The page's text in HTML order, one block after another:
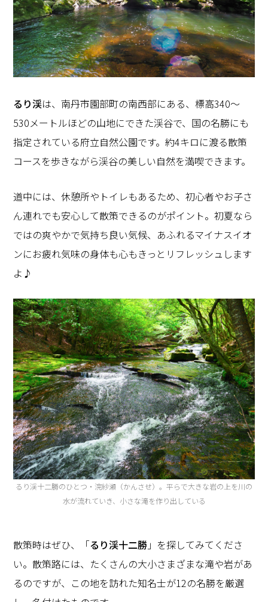
るり渓は、南丹市園部町の南西部にある、標高340〜
530メートルほどの山地にできた渓谷で、国の名勝にも
指定されている府立自然公園です。約4キロに渡る散策
コースを歩きながら渓谷の美しい自然を満喫できます。
道中には、休憩所やトイレもあるため、初心者やお子さ
ん連れでも安心して散策できるのがポイント。初夏なら
ではの爽やかで気持ち良い気候、あふれるマイナスイオ
ンにお疲れ気味の身体も心もきっとリフレッシュします
よ♪
るり渓十二勝のひとつ・浣紗瀬（かんさせ）。平らで大きな岩の上を川の
水が流れていき、小さな滝を作り出している
散策時はぜひ、「るり渓十二勝 」を探してみてくださ
い。散策路には、たくさんの大小さまざまな滝や岩があ
るのですが、この地を訪れた知名士が12の名勝を厳選